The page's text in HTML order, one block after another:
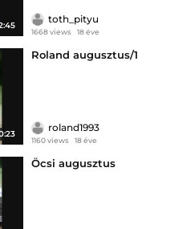
toth_pityu
1668 views 18 éve
Roland augusztus/1
roland1993
1160 views 18 éve
Öcsi augusztus